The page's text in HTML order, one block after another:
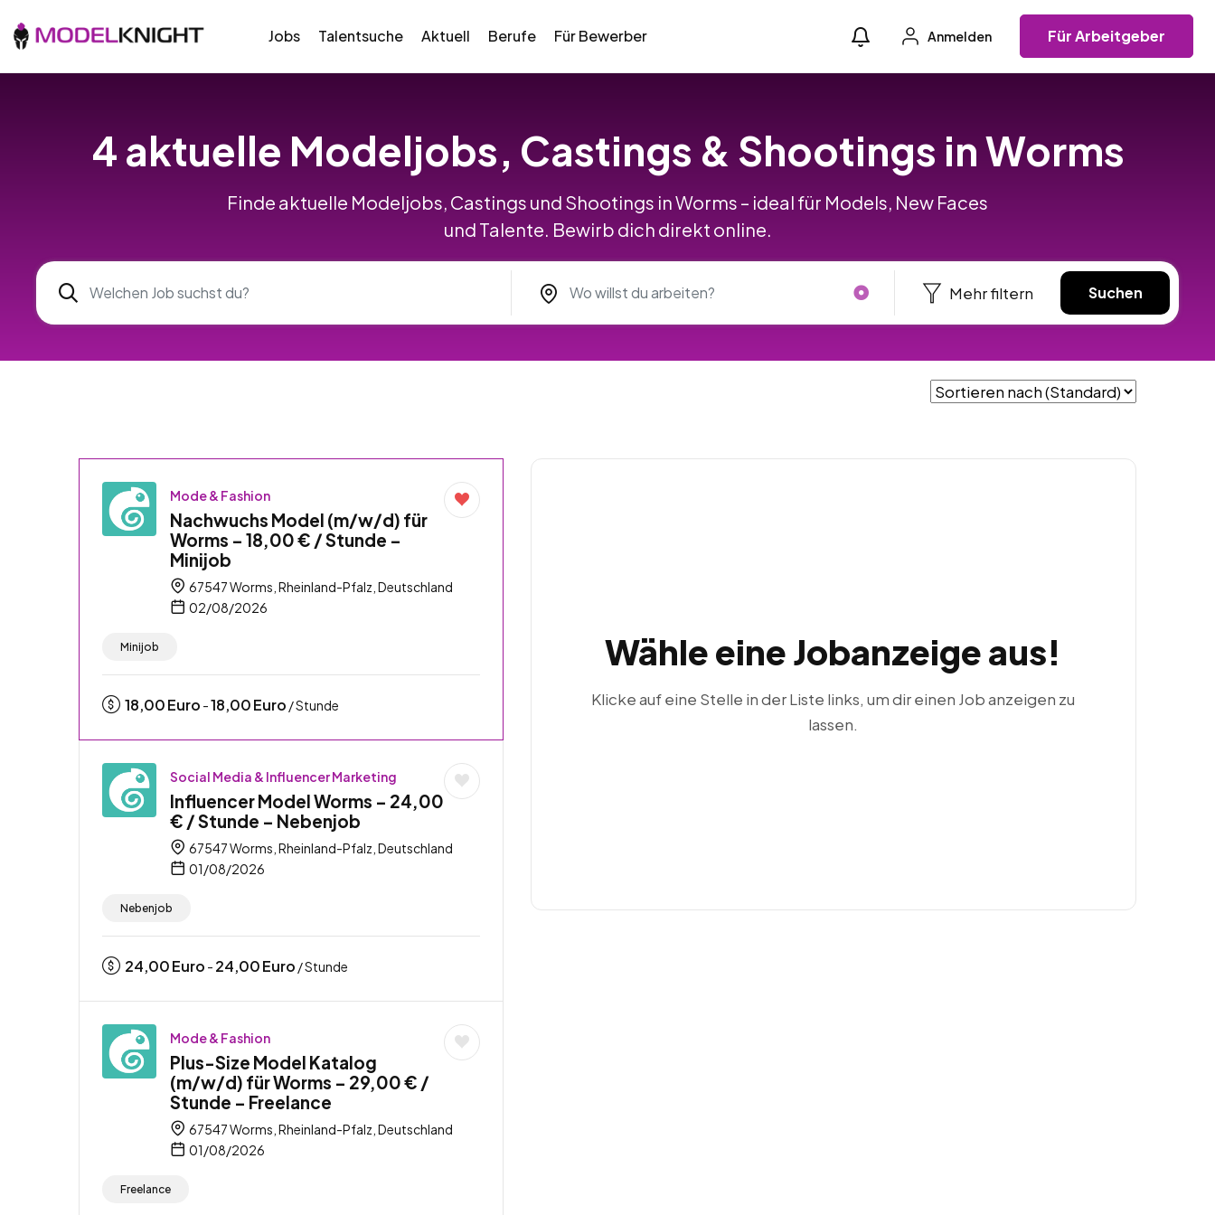
Jobs Talentsuche Aktuell Berufe Für Bewerber Anmelden Für Arbeitgeber
4 aktuelle Modeljobs, Castings & Shootings in Worms
Finde aktuelle Modeljobs, Castings und Shootings in Worms – ideal für Models, New Faces
und Talente. Bewirb dich direkt online.
Mehr filtern Suchen
Mode & Fashion
Nachwuchs Model (m/w/d) für
Worms – 18,00 € / Stunde –
Minijob
67547 Worms, Rheinland-Pfalz, Deutschland
02/08/2026
Minijob
18,00Euro -18,00Euro / Stunde
Social Media & Influencer Marketing
Influencer Model Worms – 24,00
€ / Stunde – Nebenjob
67547 Worms, Rheinland-Pfalz, Deutschland
01/08/2026
Nebenjob
24,00Euro - 24,00Euro / Stunde
Mode & Fashion
Plus-Size Model Katalog
(m/w/d) für Worms – 29,00 € /
Stunde – Freelance
67547 Worms, Rheinland-Pfalz, Deutschland
01/08/2026
Freelance
Wähle eine Jobanzeige aus!
Klicke auf eine Stelle in der Liste links, um dir einen Job anzeigen zu
lassen.